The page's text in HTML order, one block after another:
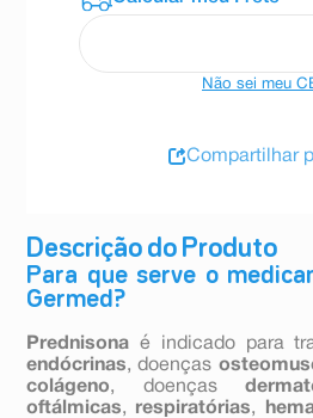
Descrição do Produto
Para que serve o
Germed?
Prednisona é indicado para
endócrinas, doenças
colágeno, doenças
oftálmicas, respiratórias,
Não sei meu
Compartilhar